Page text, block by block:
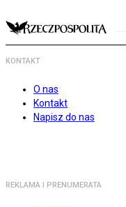
KONTAKT
O nas
Kontakt
Napisz do nas
REKLAMA I PRENUMERATA